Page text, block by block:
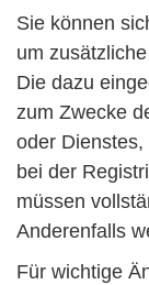
Sie können
um
Die dazu
zum Zwecke
oder
bei der
müssen
Anderenfalls
Für wichtige